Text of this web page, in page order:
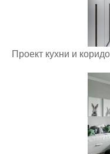
Проект кухни и